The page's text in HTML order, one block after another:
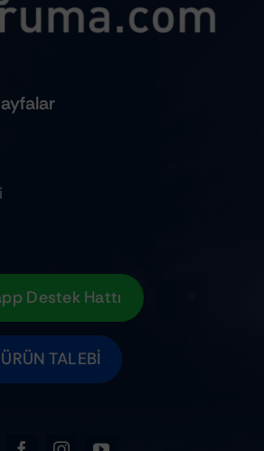
Destek Hattı
TALEBI